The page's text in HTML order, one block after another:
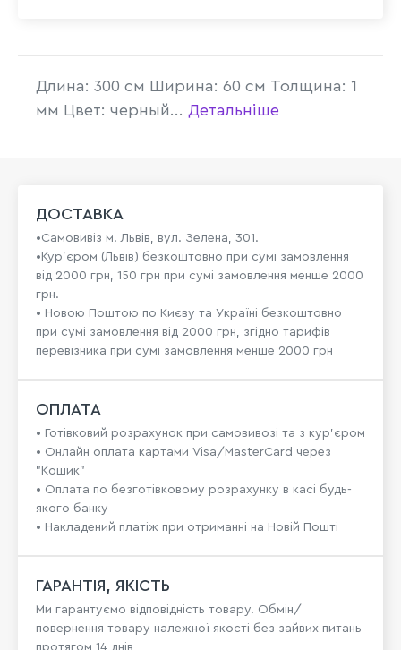
Длина: 300 см Ширина: 60 см Толщина: 1
мм Цвет: черный... Детальніше
ДОСТАВКА
•Самовивіз м. Львів, вул. Зелена, 301.
•Кур'єром (Львів) безкоштовно при сумі замовлення
від 2000 грн, 150 грн при сумі замовлення менше 2000
грн.
• Новою Поштою по Києву та Україні безкоштовно
при сумі замовлення від 2000 грн, згідно тарифів
перевізника при сумі замовлення менше 2000 грн
ОПЛАТА
• Готівковий розрахунок при самовивозі та з кур’єром
• Онлайн оплата картами Visa/MasterCard через
"Кошик"
• Оплата по безготівковому розрахунку в касі будь-
якого банку
• Накладений платіж при отриманні на Новій Пошті
ГАРАНТІЯ, ЯКІСТЬ
Ми гарантуємо відповідність товару. Обмін/
повернення товару належної якості без зайвих питань
протягом 14 днів